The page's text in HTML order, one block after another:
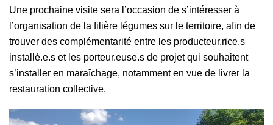
Une prochaine visite sera l’occasion de s’intéresser à
l’organisation de la filière légumes sur le territoire, afin de
trouver des complémentarité entre les producteur.rice.s
installé.e.s et les porteur.euse.s de projet qui souhaitent
s’installer en maraîchage, notamment en vue de livrer la
restauration collective.